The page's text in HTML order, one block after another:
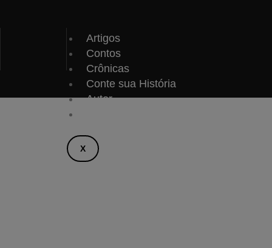
o
Artigos
Contos
Crônicas
Conte sua História
Autor
X